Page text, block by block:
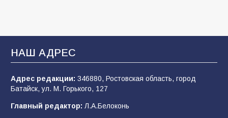
Батайским спортсменам вручили награды
НАШ АДРЕС
Адрес редакции: 346880, Ростовская область, город
Батайск, ул. М. Горького, 127
Главный редактор: Л.А.Белоконь